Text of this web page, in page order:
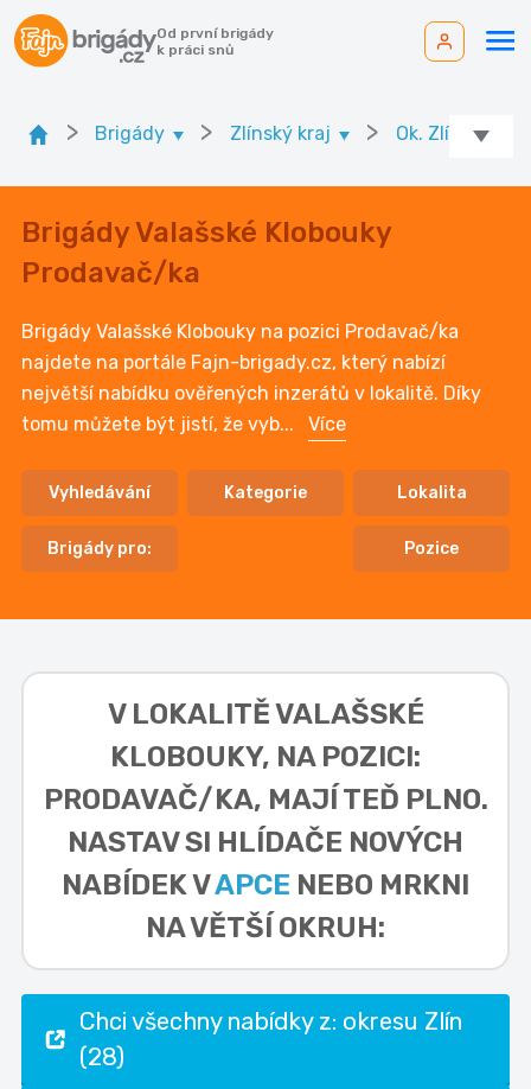
Od první brigády
k práci snů
> Brigády > Zlínský kraj > Ok. Zlín
Brigády Valašské Klobouky
Prodavač/ka
Brigády Valašské Klobouky na pozici Prodavač/ka
najdete na portále Fajn-brigady.cz, který nabízí
největší nabídku ověřených inzerátů v lokalitě. Díky
tomu můžete být jistí, že vyb... Více
Vyhledávání Kategorie Lokalita
Brigády pro: Pozice
V LOKALITĚVALAŠSKÉ
KLOBOUKY, NA POZICI:
PRODAVAČ/KA, MAJÍ TEĎ PLNO.
NASTAV SI HLÍDAČE NOVÝCH
NABÍDEK VAPCE NEBO MRKNI
NA VĚTŠÍ OKRUH:
Chci všechny nabídky z: okresu Zlín
(28)